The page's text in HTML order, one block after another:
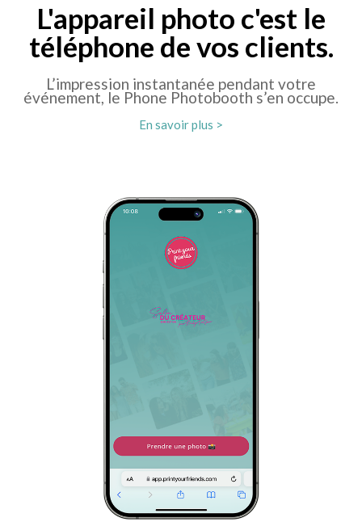
L'appareil photo c'est le
téléphone de vos clients.
L’impression instantanée pendant votre
événement, le Phone Photobooth s’en occupe.
En savoir plus >